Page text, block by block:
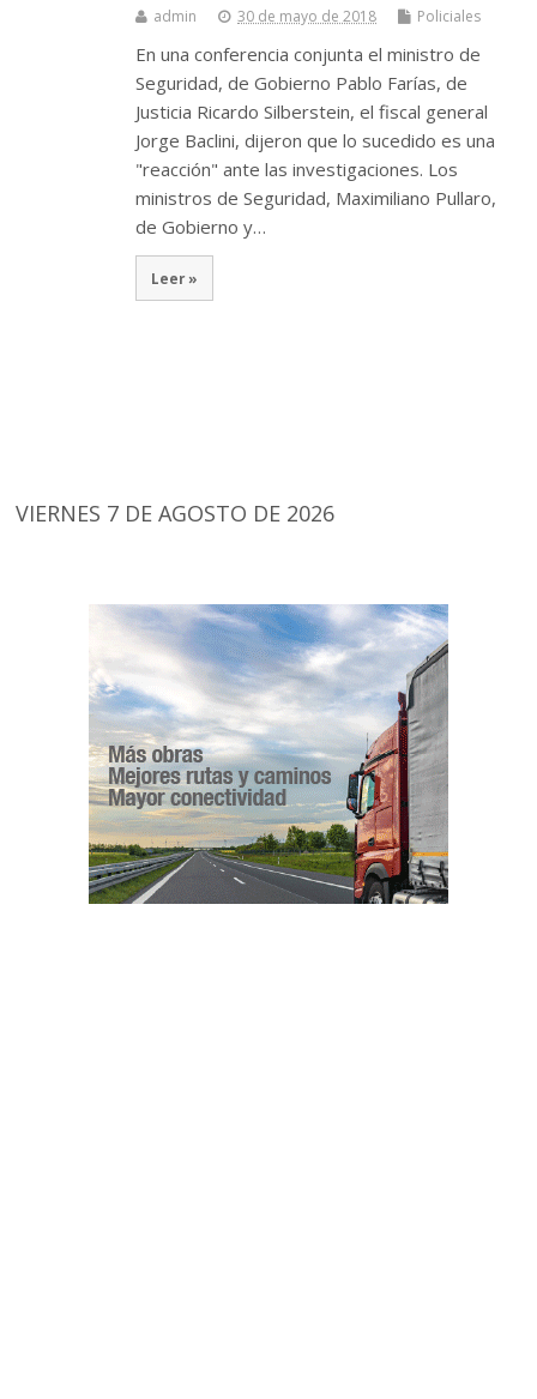
admin 30 de mayo de 2018 Policiales
En una conferencia conjunta el ministro de
Seguridad, de Gobierno Pablo Farías, de
Justicia Ricardo Silberstein, el fiscal general
Jorge Baclini, dijeron que lo sucedido es una
"reacción" ante las investigaciones. Los
ministros de Seguridad, Maximiliano Pullaro,
de Gobierno y…
Leer »
VIERNES 7 DE AGOSTO DE 2026